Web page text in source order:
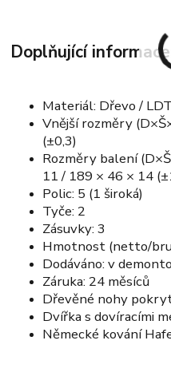
Doplňující
Materiál: Dřevo /
Vnější rozměry
(±0,3)
Rozměry balení
11 / 189 × 46 × 14
Polic: 5 (1 široká)
Tyče: 2
Zásuvky: 3
Hmotnost (netto/
Dodáváno: v
Záruka: 24 měsíců
Dřevěné nohy
Dvířka s dovíracími
Německé kování